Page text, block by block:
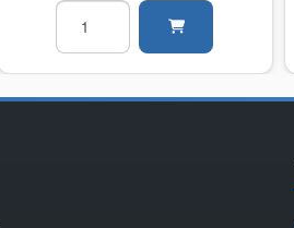
Lattiakaivo
PURUS
Balder
P,